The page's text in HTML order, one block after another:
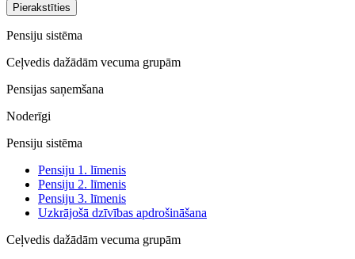
Pierakstīties
Pensiju sistēma
Ceļvedis dažādām vecuma grupām
Pensijas saņemšana
Noderīgi
Pensiju sistēma
Pensiju 1. līmenis
Pensiju 2. līmenis
Pensiju 3. līmenis
Uzkrājošā dzīvības apdrošināšana
Ceļvedis dažādām vecuma grupām